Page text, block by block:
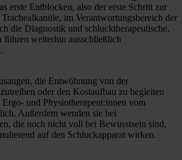
erste Entblocken, also der erste Schritt zur
im Verantwortungsbereich der
die Diagnostik und schlucktherapeutische,
weiterhin ausschließlich
die Entwöhnung von der
oder den Kostaufbau zu begleiten
und Physiotherapeut:innen vom
Außerdem wenden sie bei
die noch nicht voll bei Bewusstsein sind,
auf den Schluckapparat wirken.